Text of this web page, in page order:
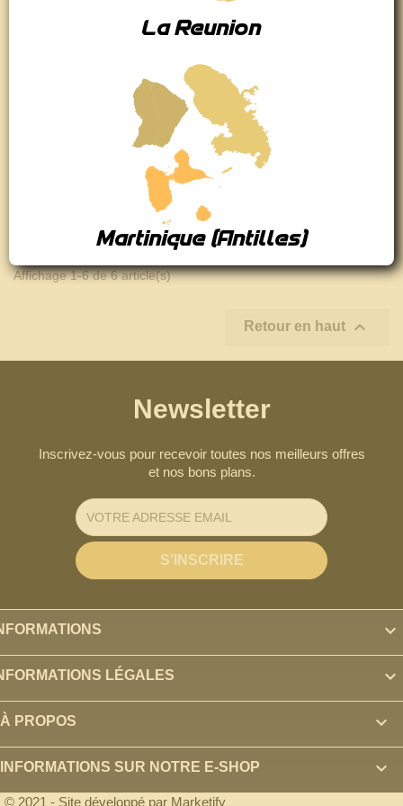
T-SHIRT R.Y.V. GR ...
RUPTURE DE STOCK
CLAQUETTE ADILETT ...
ADIDAS
RUPTURE DE STOCK
Affichage 1-6 de 6 article(s)
Retour en haut 
Newsletter
Inscrivez-vous pour recevoir toutes nos meilleurs offres
et nos bons plans.

LÉGALES 
À PROPOS 
INFORMATIONS SUR NOTRE E-SHOP keyboard_arrow_down
© 2021 - Site développé par Marketify
La Reunion
Martinique (Antilles)